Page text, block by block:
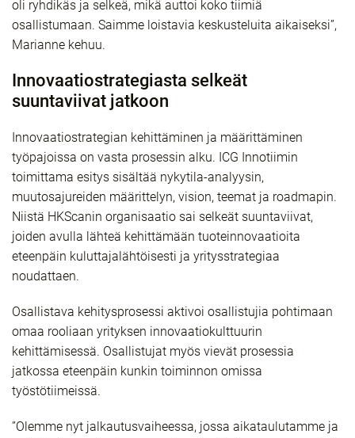
oli ryhdikäs ja selkeä, mikä auttoi koko tiimiä
osallistumaan. Saimme loistavia keskusteluita aikaiseksi”,
Marianne kehuu.
Innovaatiostrategiasta selkeät
suuntaviivat jatkoon
Innovaatiostrategian kehittäminen ja määrittäminen
työpajoissa on vasta prosessin alku. ICG Innotiimin
toimittama esitys sisältää nykytila-analyysin,
muutosajureiden määrittelyn, vision, teemat ja roadmapin.
Niistä HKScanin organisaatio sai selkeät suuntaviivat,
joiden avulla lähteä kehittämään tuoteinnovaatioita
eteenpäin kuluttajalähtöisesti ja yritysstrategiaa
noudattaen.
Osallistava kehitysprosessi aktivoi osallistujia pohtimaan
omaa rooliaan yrityksen innovaatiokulttuurin
kehittämisessä. Osallistujat myös vievät prosessia
jatkossa eteenpäin kunkin toiminnon omissa
työstötiimeissä.
”Olemme nyt jalkautusvaiheessa, jossa aikataulutamme ja